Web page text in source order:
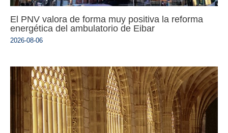
El PNV valora de forma muy positiva la reforma
energética del ambulatorio de Eibar
2026-08-06